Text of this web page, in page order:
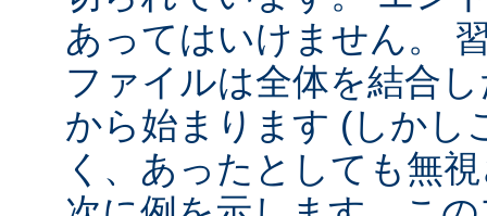
あってはいけません。
ファイルは全体を結合
から始まります (しかし
く、あったとしても無